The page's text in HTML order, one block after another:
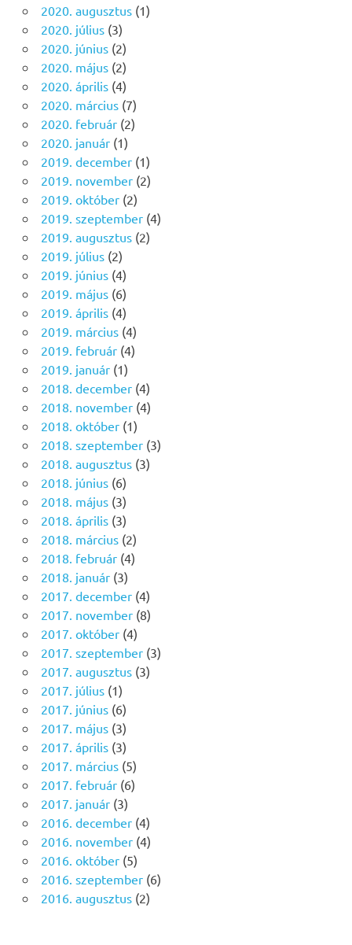
2020. augusztus(1)
2020. július(3)
2020. június(2)
2020. május(2)
2020. április(4)
2020. március(7)
2020. február(2)
2020. január(1)
2019. december(1)
2019. november(2)
2019. október(2)
2019. szeptember(4)
2019. augusztus(2)
2019. július(2)
2019. június(4)
2019. május(6)
2019. április(4)
2019. március(4)
2019. február(4)
2019. január(1)
2018. december(4)
2018. november(4)
2018. október(1)
2018. szeptember(3)
2018. augusztus(3)
2018. június(6)
2018. május(3)
2018. április(3)
2018. március(2)
2018. február(4)
2018. január(3)
2017. december(4)
2017. november(8)
2017. október(4)
2017. szeptember(3)
2017. augusztus(3)
2017. július(1)
2017. június(6)
2017. május(3)
2017. április(3)
2017. március(5)
2017. február(6)
2017. január(3)
2016. december(4)
2016. november(4)
2016. október(5)
2016. szeptember(6)
2016. augusztus(2)